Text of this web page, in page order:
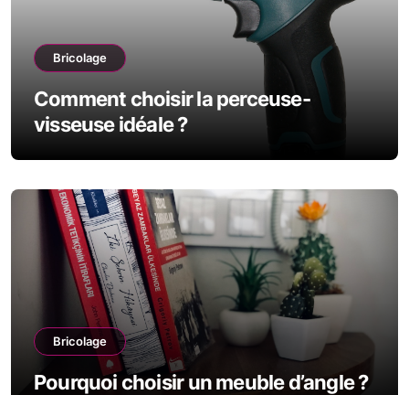
Bricolage
Comment choisir la perceuse-
visseuse idéale ?
Bricolage
Pourquoi choisir un meuble d’angle ?